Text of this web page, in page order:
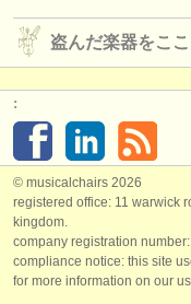
盗んだ楽器をこ
:
© musicalchairs 2026
registered office: 11 warwick
kingdom.
company registration
compliance notice: ​this site
for more information on our